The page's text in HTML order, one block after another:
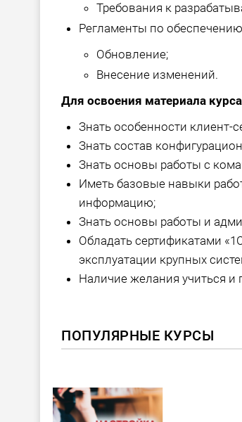
Требования к
Регламенты по
Обновление;
Внесение изменений.
Для освоения материала
Знать особенности клиент-
Знать состав
Знать основы работы с
Иметь базовые навыки
информацию;
Знать основы работы и
Обладать сертификатами
эксплуатации крупных
Наличие желания учиться и
ПОПУЛЯРНЫЕ КУРСЫ